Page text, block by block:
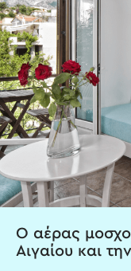
Ο αέρας
Αιγαίου και